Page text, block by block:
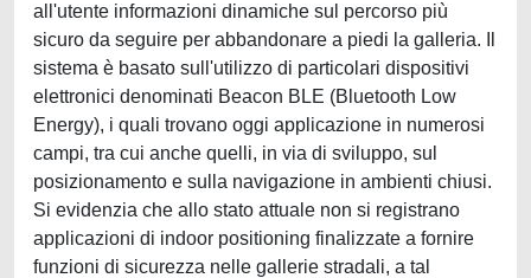
all'utente informazioni dinamiche sul percorso più
sicuro da seguire per abbandonare a piedi la galleria. Il
sistema è basato sull'utilizzo di particolari dispositivi
elettronici denominati Beacon BLE (Bluetooth Low
Energy), i quali trovano oggi applicazione in numerosi
campi, tra cui anche quelli, in via di sviluppo, sul
posizionamento e sulla navigazione in ambienti chiusi.
Si evidenzia che allo stato attuale non si registrano
applicazioni di indoor positioning finalizzate a fornire
funzioni di sicurezza nelle gallerie stradali, a tal